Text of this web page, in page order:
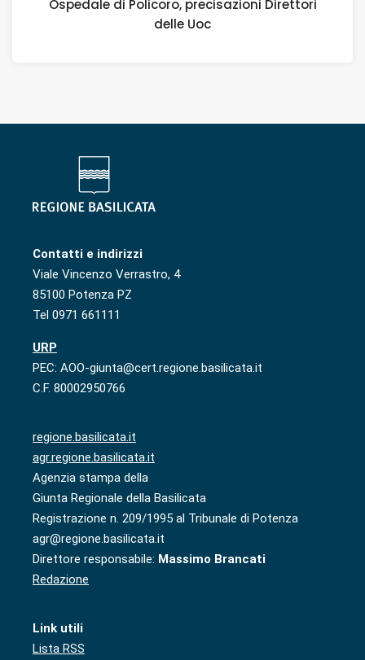
Ospedale di Policoro, precisazioni Direttori
delle Uoc
Contatti e indirizzi
Viale Vincenzo Verrastro, 4
85100 Potenza PZ
Tel 0971 661111
URP
PEC: AOO-giunta@cert.regione.basilicata.it
C.F. 80002950766
regione.basilicata.it
agr.regione.basilicata.it
Agenzia stampa della
Giunta Regionale della Basilicata
Registrazione n. 209/1995 al Tribunale di Potenza
agr@regione.basilicata.it
Direttore responsabile: Massimo Brancati
Redazione
Link utili
Lista RSS